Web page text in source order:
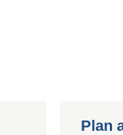
Plan